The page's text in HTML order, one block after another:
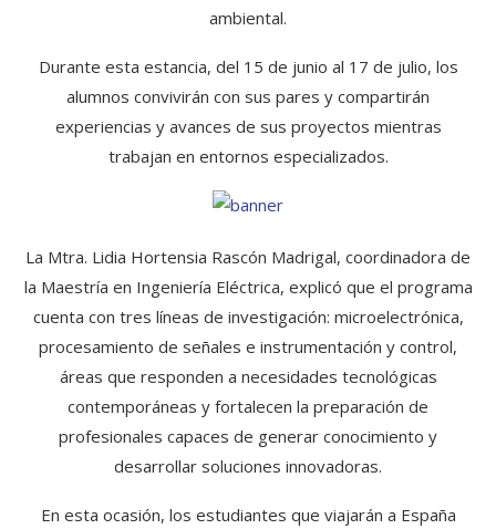
ambiental.
Durante esta estancia, del 15 de junio al 17 de julio, los
alumnos convivirán con sus pares y compartirán
experiencias y avances de sus proyectos mientras
trabajan en entornos especializados.
La Mtra. Lidia Hortensia Rascón Madrigal, coordinadora de
la Maestría en Ingeniería Eléctrica, explicó que el programa
cuenta con tres líneas de investigación: microelectrónica,
procesamiento de señales e instrumentación y control,
áreas que responden a necesidades tecnológicas
contemporáneas y fortalecen la preparación de
profesionales capaces de generar conocimiento y
desarrollar soluciones innovadoras.
En esta ocasión, los estudiantes que viajarán a España